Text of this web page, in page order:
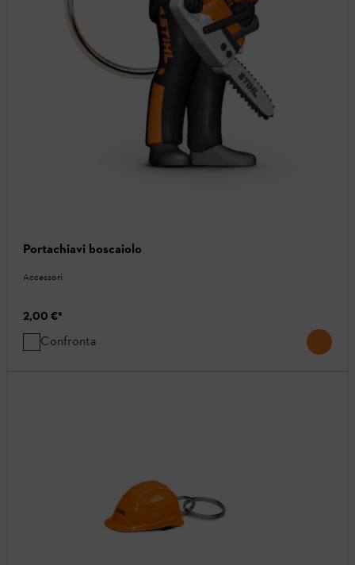
Portachiavi boscaiolo
Accessori
2,00 €*
Confronta